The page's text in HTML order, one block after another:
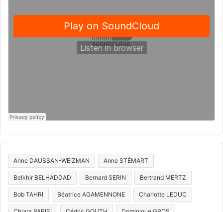
Anne DAUSSAN-WEIZMAN Anne STÉMART
Belkhir BELHADDAD Bernard SERIN Bertrand MERTZ
Bob TAHRI Béatrice AGAMENNONE Charlotte LEDUC